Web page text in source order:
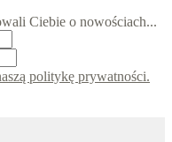
Ciebie o nowościach...
politykę prywatności.